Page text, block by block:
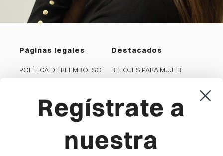
Páginas legales
POLÍTICA DE REEMBOLSO
CONDICIONES GENERALES
CANAL DENUNCIA
Destacados
RELOJES PARA MUJER
JOYAS PARA HOMBRE
RELOJES PARA NIÑO
Regístrate a
nuestra